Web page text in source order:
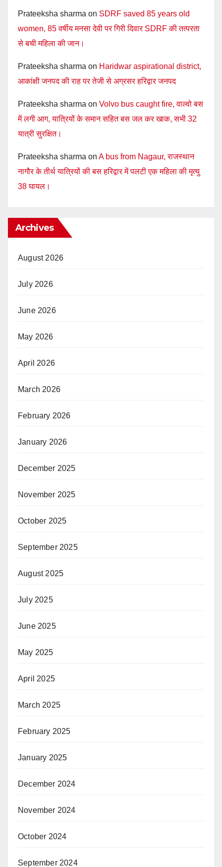
Prateeksha sharma on SDRF saved 85 years old
women, 85 वर्षीय मनसा देवी पर गिरी दिवार SDRF की तत्परता
से बची महिला की जान।
Prateeksha sharma on Haridwar aspirational district,
आकांक्षी जनपद की राह पर तेजी से अग्रसर हरिद्वार जनपद
Prateeksha sharma on Volvo bus caught fire, वाल्वो बस
में लगी आग, यात्रियों के समान सहित बस जल कर खाक, सभी 32
यात्री सुरक्षित।
Prateeksha sharma on A bus from Nagaur, राजस्थान
नागौर के तीर्थ यात्रियों की बस हरिद्वार में पलटी एक महिला की मृत्यु
38 घायल।
Archives
August 2026
July 2026
June 2026
May 2026
April 2026
March 2026
February 2026
January 2026
December 2025
November 2025
October 2025
September 2025
August 2025
July 2025
June 2025
May 2025
April 2025
March 2025
February 2025
January 2025
December 2024
November 2024
October 2024
September 2024